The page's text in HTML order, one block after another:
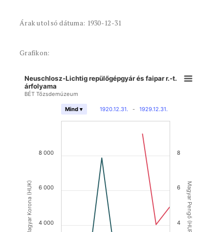
Árak utolsó dátuma: 1930-12-31
Grafikon:
Magyar Korona (HUK) Magyar Pengő (HUP)
Neuschlosz-Lichtig repülőgépgyár és faipar r.-t.
árfolyama
BÉT Tőzsdemúzeum
1920.12.31. - 1929.12.31.
Mind ▾
6 000
4 000
8 000
4
6
8